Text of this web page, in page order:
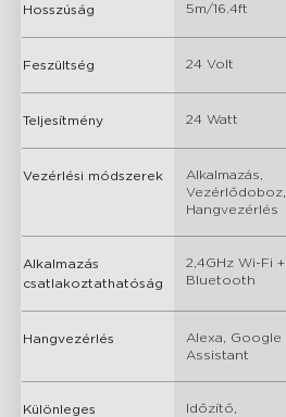
Hosszúság 5m/16.4ft
Feszültség 24 Volt
Teljesítmény 24 Watt
Vezérlési módszerek
Alkalmazás,
Vezérlődoboz,
Hangvezérlés
Alkalmazás
csatlakoztathatóság
2,4GHz Wi-Fi +
Bluetooth
Hangvezérlés
Alexa, Google
Assistant
Különleges
Időzítő,